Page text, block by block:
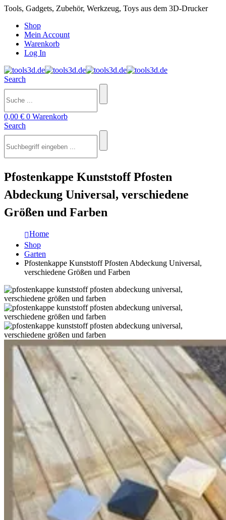
Tools, Gadgets, Zubehör, Werkzeug, Toys aus dem 3D-Drucker
Shop
Mein Account
Warenkorb
Log In
Search
0,00 € 0 Warenkorb
Search
Pfostenkappe Kunststoff Pfosten
Abdeckung Universal, verschiedene
Größen und Farben
Home
Shop
Garten
Pfostenkappe Kunststoff Pfosten Abdeckung Universal,
verschiedene Größen und Farben